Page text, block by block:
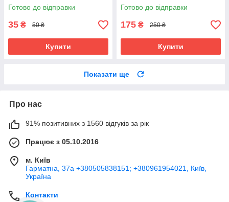
Готово до відправки
35 ₴ 50 ₴
Купити
Готово до відправки
175 ₴ 250 ₴
Купити
Показати ще
Про нас
91% позитивних з 1560 відгуків за рік
Працює з 05.10.2016
м. Київ
Гарматна, 37а +380505838151; +380961954021, Київ,
Україна
Контакти